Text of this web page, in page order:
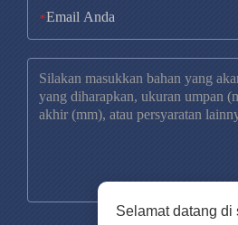
*
Selamat datang di